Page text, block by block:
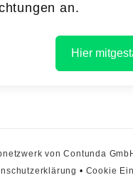
an.
Hier
von Contunda
• Cookie